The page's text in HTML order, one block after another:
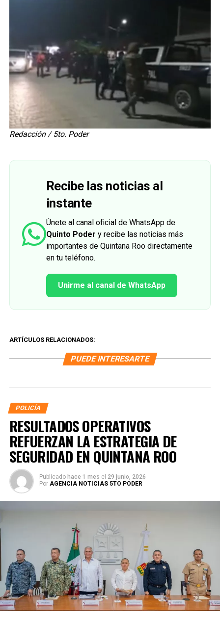
Redacción / 5to. Poder
Recibe las noticias al
instante
Únete al canal oficial de WhatsApp de
Quinto Poder y recibe las noticias más
importantes de Quintana Roo directamente
en tu teléfono.
Unirme al canal de WhatsApp
ARTÍCULOS RELACIONADOS:
PUEDE INTERESARTE
POLICÍA
RESULTADOS OPERATIVOS
REFUERZAN LA ESTRATEGIA DE
SEGURIDAD EN QUINTANA ROO
Publicado hace 1 mes el 29 junio, 2026
Por AGENCIA NOTICIAS 5TO PODER